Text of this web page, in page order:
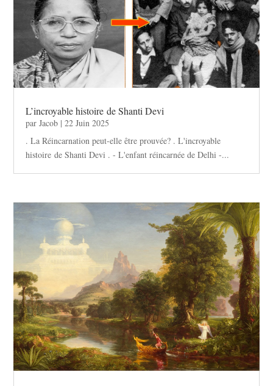
L’incroyable histoire de Shanti Devi
parJacob |22 Juin 2025
. La Réincarnation peut-elle être prouvée? . L'incroyable
histoire de Shanti Devi . - L'enfant réincarnée de Delhi -...